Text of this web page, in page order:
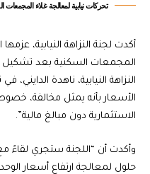
تحركات نيابية لمعالجة غلاء
أكدت لجنة النزاهة النيابية،
المجمعات السكنية بعد
النزاهة النيابية، ناهدة
الأسعار بأنه يمثل مخالفة،
الاستثمارية دون مبالغ مالية”.
وأكدت أن “اللجنة ستجري لقاءً
حلول لمعالجة ارتفاع أسعار